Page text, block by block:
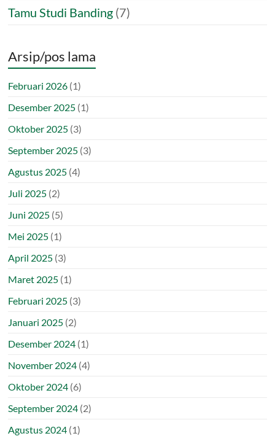
Tamu Studi Banding (7)
Arsip/pos lama
Februari 2026 (1)
Desember 2025 (1)
Oktober 2025 (3)
September 2025 (3)
Agustus 2025 (4)
Juli 2025 (2)
Juni 2025 (5)
Mei 2025 (1)
April 2025 (3)
Maret 2025 (1)
Februari 2025 (3)
Januari 2025 (2)
Desember 2024 (1)
November 2024 (4)
Oktober 2024 (6)
September 2024 (2)
Agustus 2024 (1)